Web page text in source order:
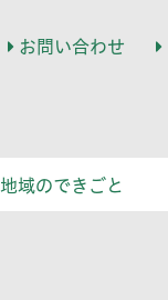
お問い合わせ
地域のできごと